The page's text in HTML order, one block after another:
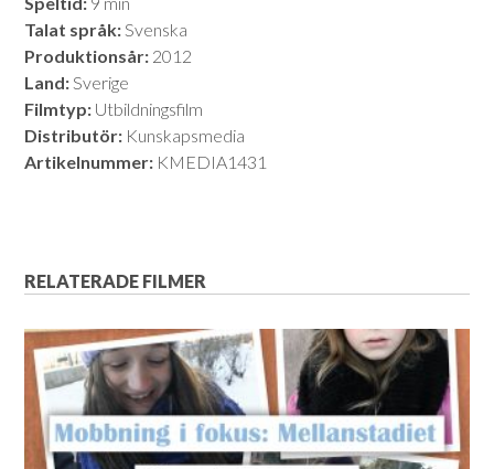
Talat språk:Svenska
Produktionsår: 2012
Land:Sverige
Filmtyp: Utbildningsfilm
Distributör: Kunskapsmedia
Artikelnummer: KMEDIA1431
RELATERADE FILMER